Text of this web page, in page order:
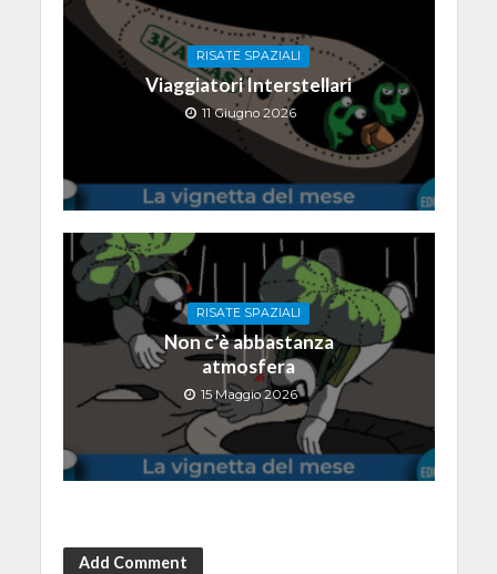
RISATE SPAZIALI
Viaggiatori Interstellari
11 Giugno 2026
RISATE SPAZIALI
Non c’è abbastanza
atmosfera
15 Maggio 2026
Add Comment